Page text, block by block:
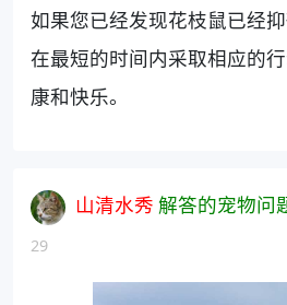
如果您已经发现花枝鼠已经
在最短的时间内采取相应的
康和快乐。
山清水秀 解答的宠物问
29